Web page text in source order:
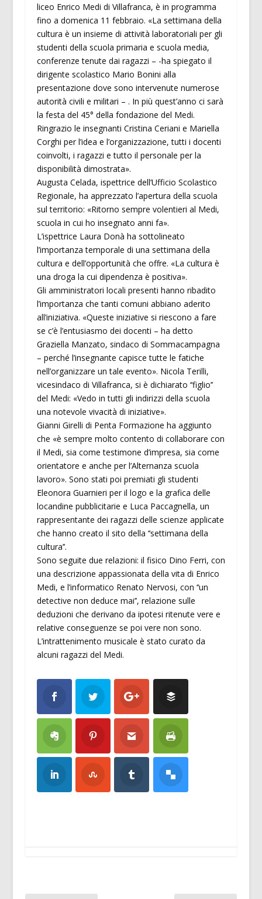
liceo Enrico Medi di Villafranca, è in programma
fino a domenica 11 febbraio. «La settimana della
cultura è un insieme di attività laboratoriali per gli
studenti della scuola primaria e scuola media,
conferenze tenute dai ragazzi – -ha spiegato il
dirigente scolastico Mario Bonini alla
presentazione dove sono intervenute numerose
autorità civili e militari – . In più quest’anno ci sarà
la festa del 45° della fondazione del Medi.
Ringrazio le insegnanti Cristina Ceriani e Mariella
Corghi per l’idea e l’organizzazione, tutti i docenti
coinvolti, i ragazzi e tutto il personale per la
disponibilità dimostrata».
Augusta Celada, ispettrice dell’Ufficio Scolastico
Regionale, ha apprezzato l’apertura della scuola
sul territorio: «Ritorno sempre volentieri al Medi,
scuola in cui ho insegnato anni fa».
L’ispettrice Laura Donà ha sottolineato
l’importanza temporale di una settimana della
cultura e dell’opportunità che offre. «La cultura è
una droga la cui dipendenza è positiva».
Gli amministratori locali presenti hanno ribadito
l’importanza che tanti comuni abbiano aderito
all’iniziativa. «Queste iniziative si riescono a fare
se c’è l’entusiasmo dei docenti – ha detto
Graziella Manzato, sindaco di Sommacampagna
– perché l’insegnante capisce tutte le fatiche
nell’organizzare un tale evento». Nicola Terilli,
vicesindaco di Villafranca, si è dichiarato ‘‘figlio’’
del Medi: «Vedo in tutti gli indirizzi della scuola
una notevole vivacità di iniziative».
Gianni Girelli di Penta Formazione ha aggiunto
che «è sempre molto contento di collaborare con
il Medi, sia come testimone d’impresa, sia come
orientatore e anche per l’Alternanza scuola
lavoro». Sono stati poi premiati gli studenti
Eleonora Guarnieri per il logo e la grafica delle
locandine pubblicitarie e Luca Paccagnella, un
rappresentante dei ragazzi delle scienze applicate
che hanno creato il sito della ‘‘settimana della
cultura’’.
Sono seguite due relazioni: il fisico Dino Ferri, con
una descrizione appassionata della vita di Enrico
Medi, e l’informatico Renato Nervosi, con ‘‘un
detective non deduce mai’’, relazione sulle
deduzioni che derivano da ipotesi ritenute vere e
relative conseguenze se poi vere non sono.
L’intrattenimento musicale è stato curato da
alcuni ragazzi del Medi.